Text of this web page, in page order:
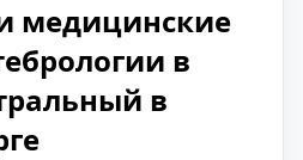
медицинские
в
в